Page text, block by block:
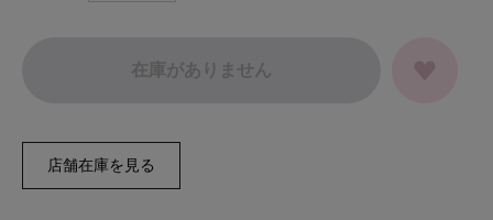
在庫がありません